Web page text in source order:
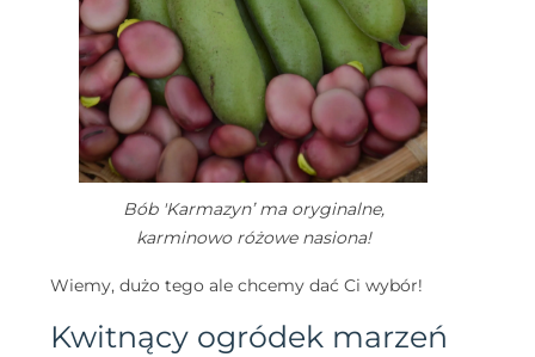
Bób 'Karmazyn’ ma oryginalne,
karminowo różowe nasiona!
Wiemy, dużo tego ale chcemy dać Ci wybór!
Kwitnący ogródek marzeń